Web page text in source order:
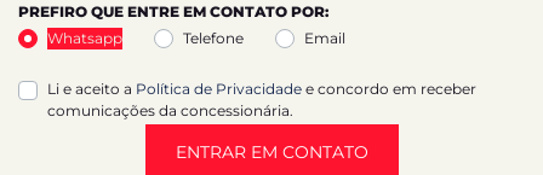
PREFIRO QUE ENTRE EM CONTATO POR:
Whatsapp
Telefone Email
Li e aceito a Política de Privacidade e concordo em receber
comunicações da concessionária.
ENTRAR EM CONTATO